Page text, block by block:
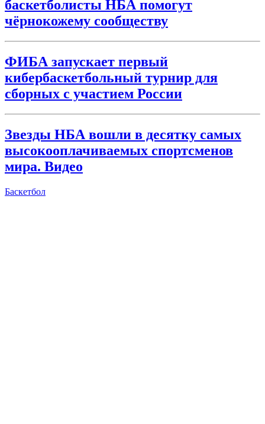
баскетболисты НБА помогут
чёрнокожему сообществу
ФИБА запускает первый
кибербаскетбольный турнир для
сборных с участием России
Звезды НБА вошли в десятку самых
высокооплачиваемых спортсменов
мира. Видео
Баскетбол